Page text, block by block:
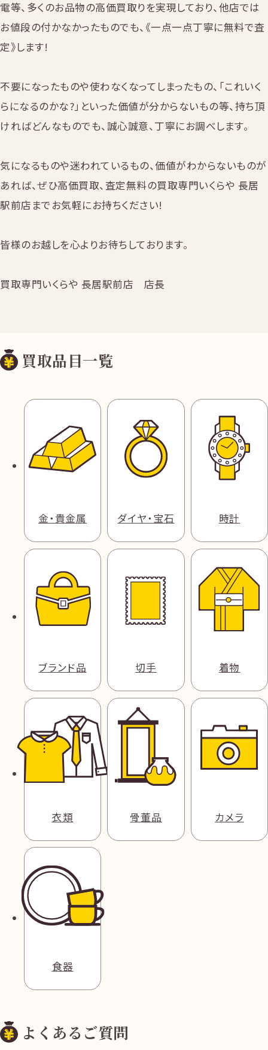
電等、多くのお品物の高価買取りを実現しており、他店では
お値段の付かなかったものでも、《一点一点丁寧に無料で査
定》します!
不要になったものや使わなくなってしまったもの、「これいく
らになるのかな?」といった価値が分からないもの等、持ち頂
ければどんなものでも、誠心誠意、丁寧にお調べします。
気になるものや迷われているもの、価値がわからないものが
あれば、ぜひ高価買取、査定無料の買取専門いくらや 長居
駅前店までお気軽にお持ちください!
皆様のお越しを心よりお待ちしております。
買取専門いくらや 長居駅前店 店長
買取品目一覧
金・貴金属 ダイヤ・宝石 時計
ブランド品 切手 着物
衣類 骨董品 カメラ
食器
よくあるご質問